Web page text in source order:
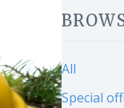
All
Special